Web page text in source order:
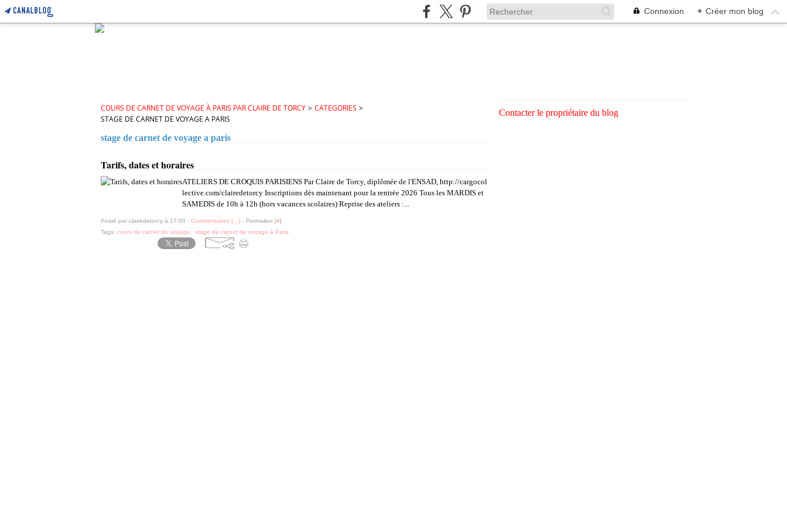
Connexion + Créer mon blog
COURS DE CARNET DE VOYAGE À PARIS PAR CLAIRE DE TORCY > CATEGORIES >
STAGE DE CARNET DE VOYAGE A PARIS
stage de carnet de voyage a paris
Tarifs, dates et horaires
ATELIERS DE CROQUIS PARISIENS Par Claire de Torcy, diplômée de l'ENSAD, http://cargocol
lective.com/clairedetorcy Inscriptions dès maintenant pour la rentrée 2026 Tous les MARDIS et
SAMEDIS de 10h à 12h (hors vacances scolaires) Reprise des ateliers :...
Posté par clairedetorcy à 17:00 - Commentaires [ ] - Permalien [#]
Tags: cours de carnet de voyage stage de carnet de voyage à Paris
Contacter le propriétaire du blog